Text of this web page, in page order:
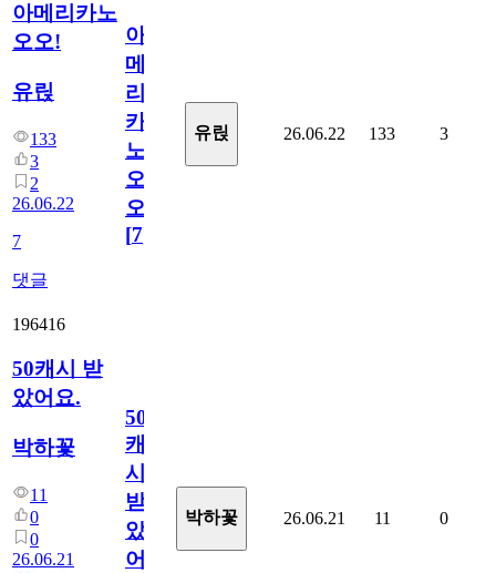
아메리카노
오오!
유릱
133
3
2
26.06.22
7
댓글
아
메
리
카
노
오
오!
[7]
유릱 26.06.22 133 3
196416
50캐시 받
았어요.
박하꽃
11
0
0
26.06.21
50
캐
시
받
았
어
박하꽃 26.06.21 11 0